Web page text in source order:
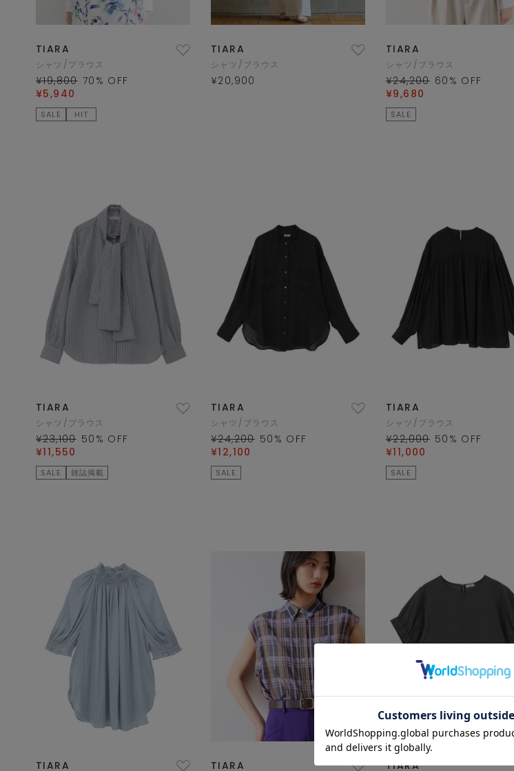
TIARA
シャツ/ブラウス
¥19,800 70 % OFF
¥5,940
SALE HIT
TIARA
シャツ/ブラウス
¥20,900
TIARA
シャツ/ブラウス
¥24,200 60 % OFF
¥9,680
SALE
TIARA
シャツ/ブラウス
¥23,100 50 % OFF
¥11,550
SALE 雑誌掲載
TIARA
シャツ/ブラウス
¥24,200 50 % OFF
¥12,100
SALE
TIARA
シャツ/ブラウス
¥22,000 50 % OFF
¥11,000
SALE
TIARA TIARA TIARA